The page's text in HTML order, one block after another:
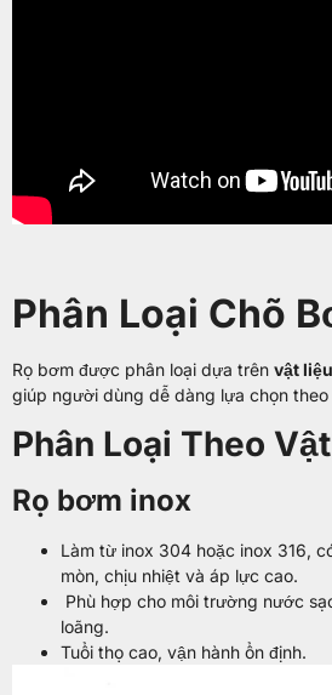
Phân Loại Chõ
Rọ bơm được phân loại dựa trên vật
giúp người dùng dễ dàng lựa chọn
Phân Loại Theo
Rọ bơm inox
Làm từ inox 304 hoặc inox 316,
mòn, chịu nhiệt và áp lực cao.
Phù hợp cho môi trường nước
loãng.
Tuổi thọ cao, vận hành ổn định.